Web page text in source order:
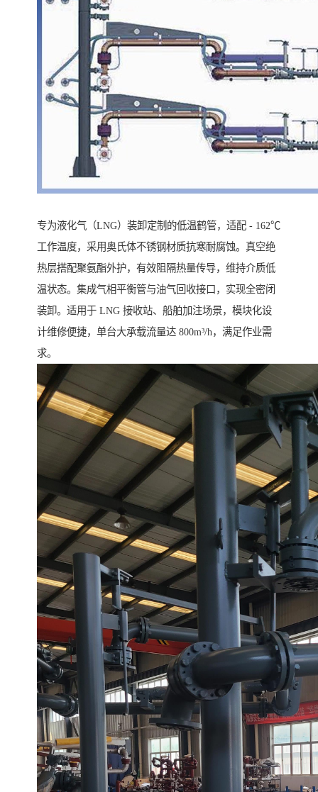
专为液化气（LNG）装卸定制的低温鹤管，适配 - 162℃
工作温度，采用奥氏体不锈钢材质抗寒耐腐蚀。真空绝
热层搭配聚氨酯外护，有效阻隔热量传导，维持介质低
温状态。集成气相平衡管与油气回收接口，实现全密闭
装卸。适用于 LNG 接收站、船舶加注场景，模块化设
计维修便捷，单台大承载流量达 800m³/h，满足作业需
求。